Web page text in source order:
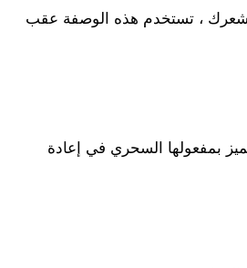
شعرك ، تستخدم هذه الوصفة عقب
بمفعولها السحري في إعادة